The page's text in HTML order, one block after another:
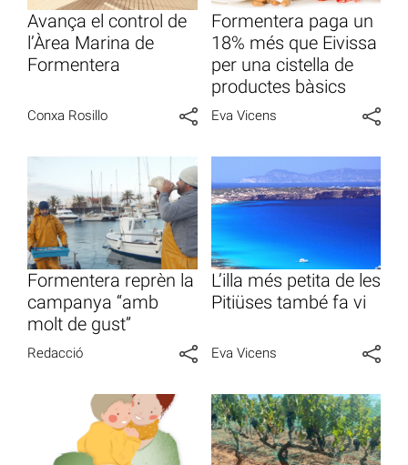
Avança el control de
l’Àrea Marina de
Formentera
Conxa Rosillo
Formentera paga un
18% més que Eivissa
per una cistella de
productes bàsics
Eva Vicens
Formentera reprèn la
campanya “amb
molt de gust”
Redacció
L’illa més petita de les
Pitiüses també fa vi
Eva Vicens